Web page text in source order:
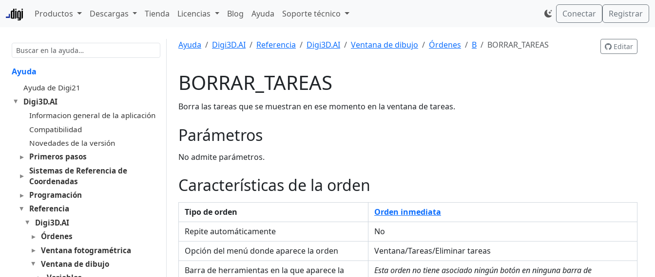
Productos Descargas Tienda Licencias Blog Ayuda Soporte técnico Conectar Registrar
Ayuda
Ayuda de Digi21
Digi3D.AI
Informacion general de la aplicación
Compatibilidad
Novedades de la versión
Primeros pasos
Sistemas de Referencia de
Coordenadas
Programación
Referencia
Digi3D.AI
Órdenes
Ventana fotogramétrica
Ventana de dibujo
Ayuda Digi3D.AI Referencia Digi3D.AI Ventana de dibujo Órdenes B BORRAR_TAREAS Editar
BORRAR_TAREAS
Borra las tareas que se muestran en ese momento en la ventana de tareas.
Parámetros
No admite parámetros.
Características de la orden
Tipo de orden
Orden inmediata
Repite automáticamente
No
Opción del menú donde aparece la orden
Ventana/Tareas/Eliminar tareas
Barra de herramientas en la que aparece la
Esta orden no tiene asociado ningún botón en ninguna barra de